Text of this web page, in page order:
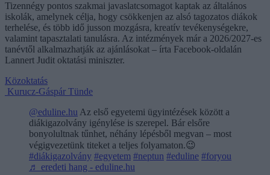
Tizennégy pontos szakmai javaslatcsomagot kaptak az általános
iskolák, amelynek célja, hogy csökkenjen az alsó tagozatos diákok
terhelése, és több idő jusson mozgásra, kreatív tevékenységekre,
valamint tapasztalati tanulásra. Az intézmények már a 2026/2027-es
tanévtől alkalmazhatják az ajánlásokat – írta Facebook-oldalán
Lannert Judit oktatási miniszter.
Közoktatás
Kurucz-Gáspár Tünde
@eduline.hu Az első egyetemi ügyintézések között a
diákigazolvány igénylése is szerepel. Bár elsőre
bonyolultnak tűnhet, néhány lépésből megvan – most
végigvezetünk titeket a teljes folyamaton.😉
#diákigazolvány #egyetem #neptun #eduline #foryou
♬ eredeti hang - eduline.hu